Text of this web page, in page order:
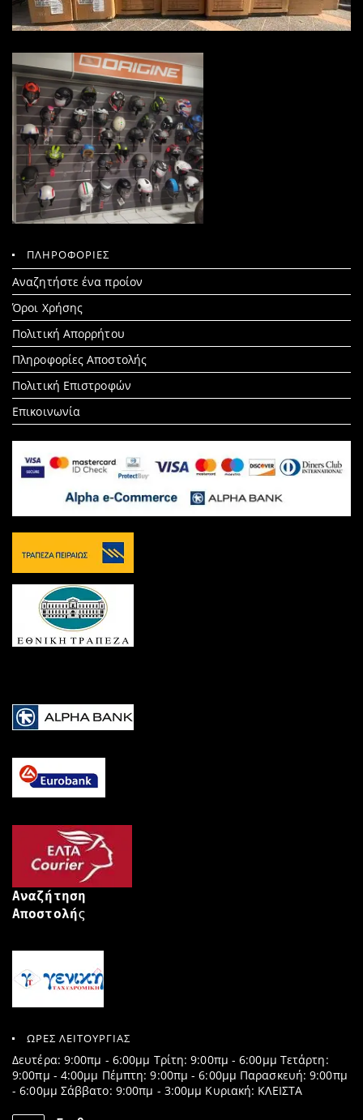
ΠΛΗΡΟΦΟΡΙΕΣ
Αναζητήστε ένα προίον
Search
for:
Όροι Χρήσης
Πολιτική Απορρήτου
Πληροφορίες Αποστολής
Πολιτική Επιστροφών
Επικοινωνία
Αναζήτηση
Αποστολής
ΩΡΕΣ ΛΕΙΤΟΥΡΓΙΑΣ
Δευτέρα: 9:00πμ - 6:00μμ Τρίτη: 9:00πμ - 6:00μμ Τετάρτη:
9:00πμ - 4:00μμ Πέμπτη: 9:00πμ - 6:00μμ Παρασκευή: 9:00πμ
- 6:00μμ Σάββατο: 9:00πμ - 3:00μμ Κυριακή: ΚΛΕΙΣΤΑ